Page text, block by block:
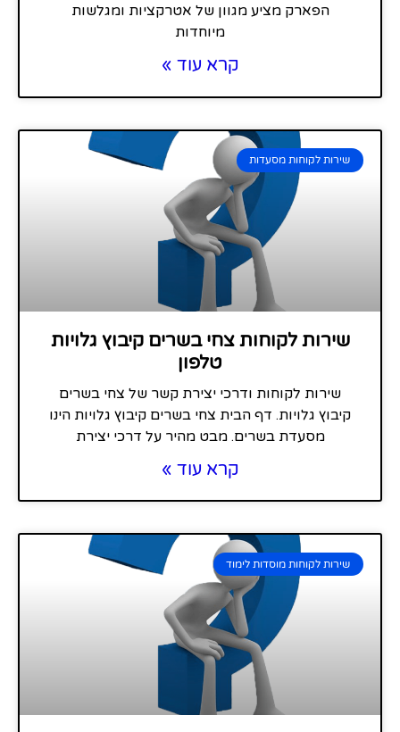
הפארק מציע מגוון של אטרקציות ומגלשות
מיוחדות
קרא עוד »
שירות לקוחות מסעדות
שירות לקוחות צחי בשרים קיבוץ גלויות
טלפון
שירות לקוחות ודרכי יצירת קשר של צחי בשרים
קיבוץ גלויות. דף הבית צחי בשרים קיבוץ גלויות הינו
מסעדת בשרים. מבט מהיר על דרכי יצירת
קרא עוד »
שירות לקוחות מוסדות לימוד